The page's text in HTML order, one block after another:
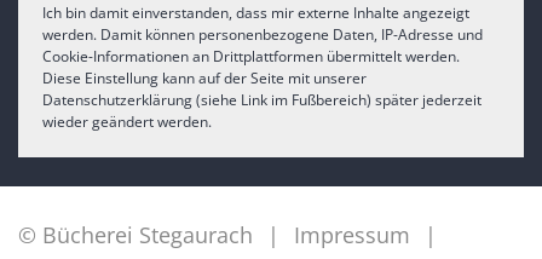
Ich bin damit einverstanden, dass mir externe Inhalte angezeigt
werden. Damit können personenbezogene Daten, IP-Adresse und
Cookie-Informationen an Drittplattformen übermittelt werden.
Diese Einstellung kann auf der Seite mit unserer
Datenschutzerklärung (siehe Link im Fußbereich) später jederzeit
wieder geändert werden.
© Bücherei Stegaurach
Impressum